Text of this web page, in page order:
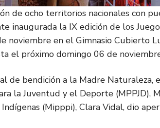
de ocho territorios nacionales con
inaugurada la IX edición de los
noviembre en el Gimnasio Cubierto
el próximo domingo 06 de
de bendición a la Madre
la Juventud y el Deporte
(Mipppi), Clara Vidal, dio